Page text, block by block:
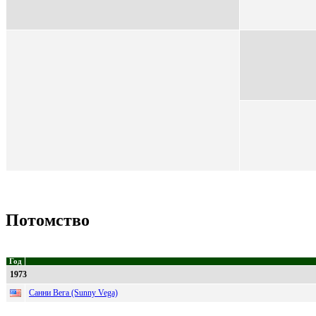
Потомство
Год
1973
Санни Вега (Sunny Vega)